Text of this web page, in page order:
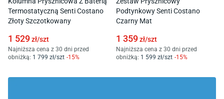
Termostatyczną Senti Costano
Złoty Szczotkowany
1 529zł/szt
Najniższa cena z 30 dni przed
obniżką: 1 799 zł/szt -15%
Podtynkowy Senti Costano
Czarny Mat
1 359zł/szt
Najniższa cena z 30 dni przed
obniżką: 1 599 zł/szt -15%